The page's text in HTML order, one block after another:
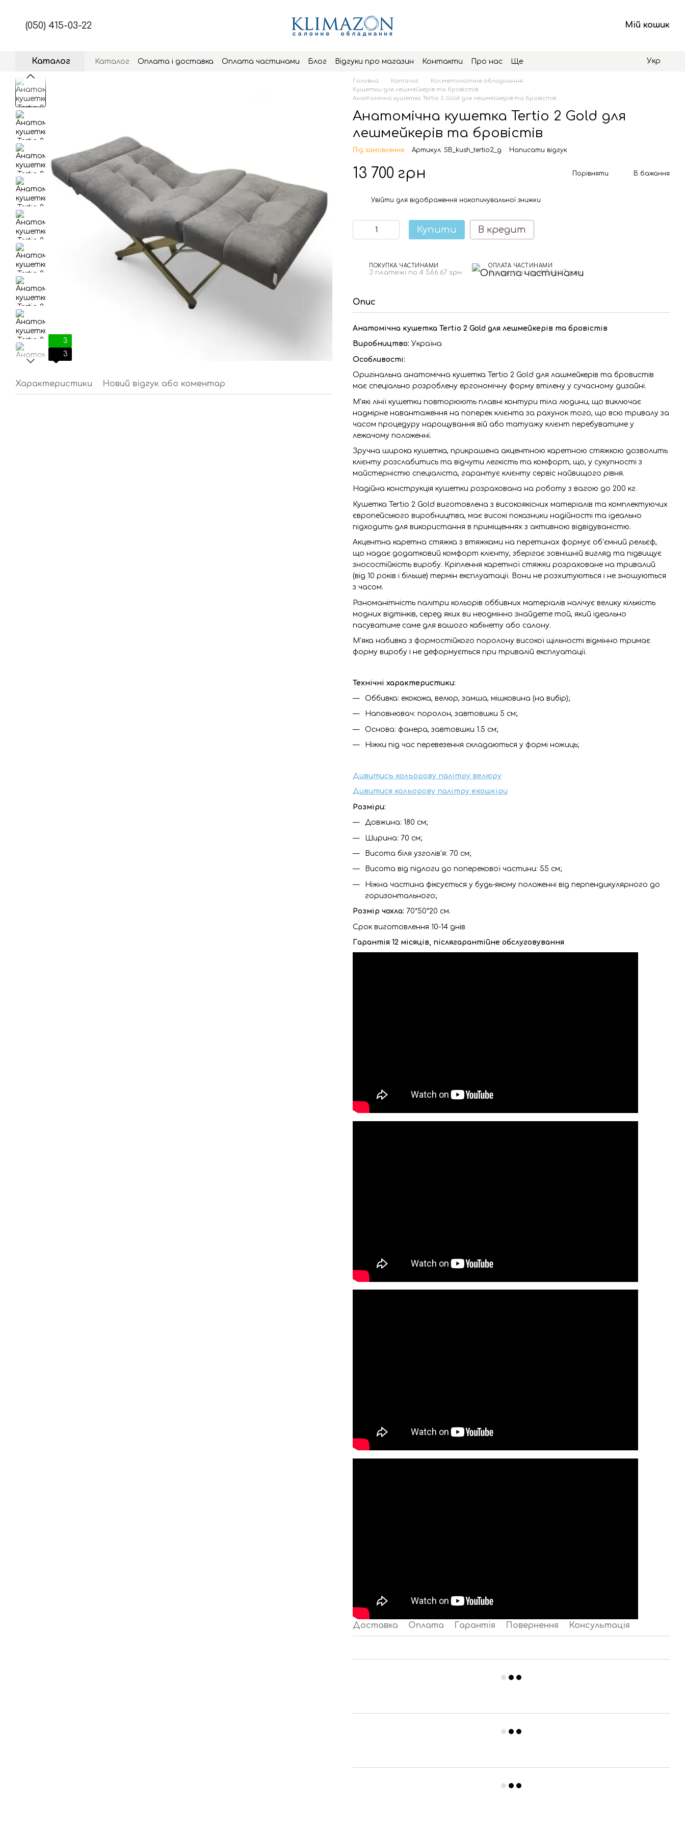
(050) 415-03-22 Мій кошик
Каталог Каталог Оплата і доставка Оплата частинами Блог Відгуки про магазин Контакти Про нас Ще Укр
3
3
Характеристики Новий відгук або коментар
Головна Каталог
Косметологічне обладнання
Кушетки для лешмейкерів та бровістів
Анатомічна кушетка Tertio 2 Gold для лешмейкерів та бровістів
Анатомічна кушетка Tertio 2 Gold для
лешмейкерів та бровістів
Під замовлення Артикул: SB_kush_tertio2_g Написати відгук
13 700 грн Порівняти В бажання
Увійти для відображення накопичувальної знижки
Купити В кредит
ПОКУПКА ЧАСТИНАМИ
3 платежі по 4 566.67 грн
ОПЛАТА ЧАСТИНАМИ
3 платежі по 4 566.67 грн
Опис
Анатомічна кушетка Tertio 2 Gold для лешмейкерів та бровістів
Виробництво: Україна
Особливості:
Оригінальна анатомічна кушетка Tertio 2 Gold для лашмейкерів та бровистів
має спеціально розроблену ергономічну форму втілену у сучасному дизайні.
М'які лінії кушетки повторюють плавні контури тіла людини, що виключає
надмірне навантаження на поперек клієнта за рахунок того, що всю тривалу за
часом процедуру нарощування вій або татуажу клієнт перебуватиме у
лежачому положенні.
Зручна широка кушетка, прикрашена акцентною каретною стяжкою дозволить
клієнту розслабитись та відчути легкість та комфорт, що, у сукупності з
майстерністю спеціаліста, гарантує клієнту сервіс найвищого рівня.
Надійна конструкція кушетки розрахована на роботу з вагою до 200 кг.
Кушетка Tertio 2 Gold виготовлена з високоякісних матеріалів та комплектуючих
європейського виробництва, має високі показники надійності та ідеально
підходить для використання в приміщеннях з активною відвідуваністю.
Акцентна каретна стяжка з втяжками на перетинах формує об'ємний рельєф,
що надає додатковий комфорт клієнту, зберігає зовнішній вигляд та підвищує
зносостійкість виробу. Кріплення каретної стяжки розраховане на тривалий
(від 10 років і більше) термін експлуатації. Вони не розхитуються і не зношуються
з часом.
Різноманітність палітри кольорів оббивних матеріалів налічує велику кількість
модних відтінків, серед яких ви неодмінно знайдете той, який ідеально
пасуватиме саме для вашого кабінету або салону.
М'яка набивка з формостійкого поролону високої щільності відмінно тримає
форму виробу і не деформується при тривалій експлуатації.
Технічні характеристики:
Оббивка: екокожа, велюр, замша, мішковина (на вибір);
Наповнювач: поролон, завтовшки 5 см;
Основа: фанера, завтовшки 1.5 см;
Ніжки під час перевезення складаються у формі ножиць;
Дивитись кольорову палітру велюру
Дивитися кольорову палітру екошкіри
Розміри:
Довжина: 180 см;
Ширина: 70 см;
Висота біля узголів'я: 70 см;
Висота від підлоги до поперекової частини: 55 см;
Ніжна частина фіксується у будь-якому положенні від перпендикулярного до
горизонтального;
Розмір чохла: 70*50*20 см.
Срок виготовлення 10-14 днів
Гарантія 12 місяців, післягарантійне обслуговування
Доставка Оплата Гарантія Повернення Консультація